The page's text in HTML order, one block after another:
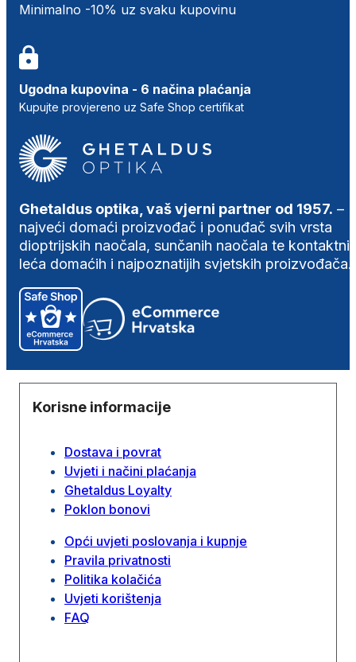
Minimalno -10% uz svaku kupovinu
Ugodna kupovina - 6 načina plaćanja
Kupujte provjereno uz Safe Shop certifikat
Ghetaldus optika, vaš vjerni partner od 1957. –
najveći domaći proizvođač i ponuđač svih vrsta
dioptrijskih naočala, sunčanih naočala te
leća domaćih i najpoznatijih svjetskih proizvođača.
Korisne informacije
Dostava i povrat
Uvjeti i načini plaćanja
Ghetaldus Loyalty
Poklon bonovi
Opći uvjeti poslovanja i kupnje
Pravila privatnosti
Politika kolačića
Uvjeti korištenja
FAQ